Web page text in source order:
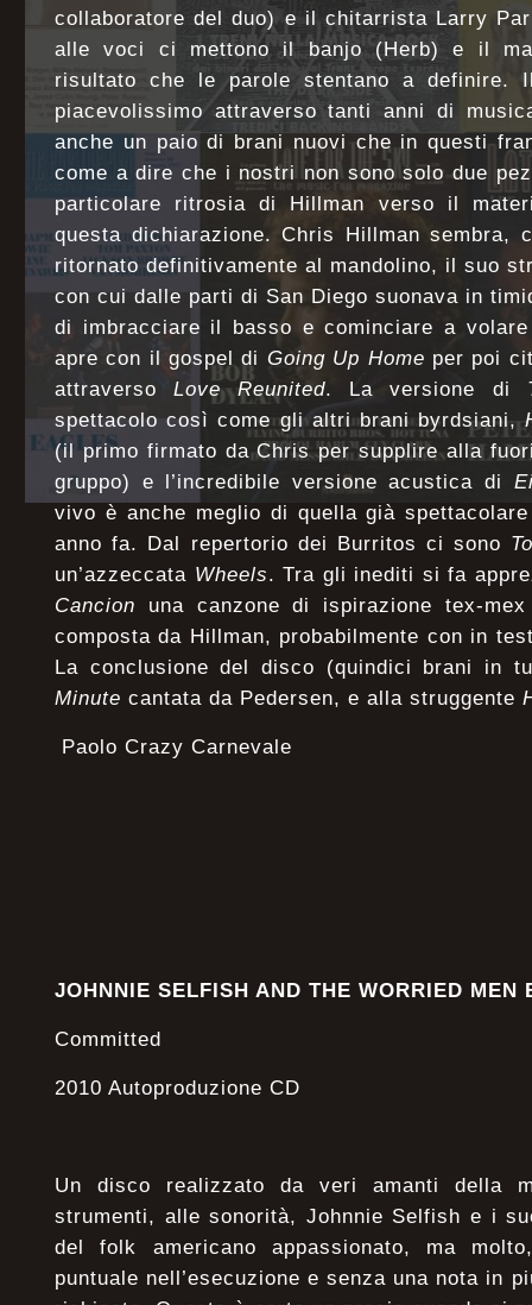
collaboratore del duo) e il chitarrista Larry
alle voci ci mettono il banjo (Herb) e il
risultato che le parole stentano a definire.
piacevolissimo attraverso tanti anni di
anche un paio di brani nuovi che in questi
come a dire che i nostri non sono solo due
particolare ritrosia di Hillman verso il
questa dichiarazione. Chris Hillman sembra,
ritornato definitivamente al mandolino, il suo
con cui dalle parti di San Diego suonava in
di imbracciare il basso e cominciare a
apre con il gospel di Going Up Home per poi
attraversoLove Reunited. La versione di
spettacolo così come gli altri brani byrdsiani,
(il primo firmato da Chris per supplire alla
gruppo) e l’incredibile versione acustica di
vivo è anche meglio di quella già
anno fa. Dal repertorio dei Burritos ci sono
un’azzeccata Wheels. Tra gli inediti si fa
Cancion una canzone di ispirazione tex-
composta da Hillman, probabilmente con in
La conclusione del disco (quindici brani in
Minute cantata da Pedersen, e alla struggente
Paolo Crazy Carnevale
JOHNNIE SELFISH AND THE WORRIED MEN
Committed
2010 Autoproduzione CD
Un disco realizzato da veri amanti della
strumenti, alle sonorità, Johnnie Selfish e i
del folk americano appassionato, ma
puntuale nell’esecuzione e senza una nota in